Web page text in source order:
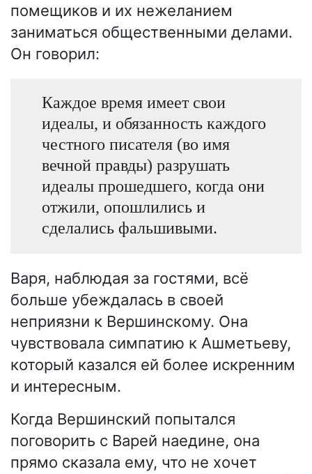
помещиков и их нежеланием
заниматься общественными делами.
Он говорил:
Каждое время имеет свои
идеалы, и обязанность каждого
честного писателя (во имя
вечной правды) разрушать
идеалы прошедшего, когда они
отжили, опошлились и
сделались фальшивыми.
Варя, наблюдая за гостями, всё
больше убеждалась в своей
неприязни к Вершинскому. Она
чувствовала симпатию к Ашметьеву,
который казался ей более искренним
и интересным.
Когда Вершинский попытался
поговорить с Варей наедине, она
прямо сказала ему, что не хочет